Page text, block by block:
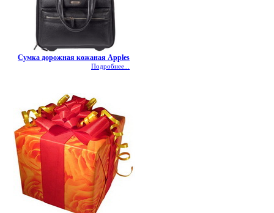
Сумка дорожная кожаная Apples
Подробнее...